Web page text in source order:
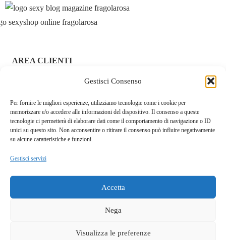
Gestisci Consenso
Per fornire le migliori esperienze, utilizziamo tecnologie come i cookie per
memorizzare e/o accedere alle informazioni del dispositivo. Il consenso a queste
tecnologie ci permetterà di elaborare dati come il comportamento di navigazione o ID
unici su questo sito. Non acconsentire o ritirare il consenso può influire negativamente
su alcune caratteristiche e funzioni.
Gestisci servizi
Accetta
Nega
Visualizza le preferenze
AREA CLIENTI
ACCEDI / REGISTRATI
CHI SIAMO – FRAGOLAROSA | SEXY SHOP ONLINE
ITALIANO SICURO E DISCRETO
RESI E RIMBORSI
COOKIE POLICY